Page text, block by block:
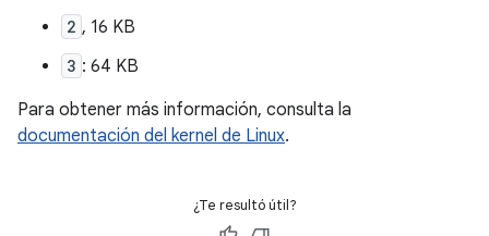
2 , 16 KB
3 : 64 KB
Para obtener más información, consulta la
documentación del kernel de Linux.
¿Te resultó útil?